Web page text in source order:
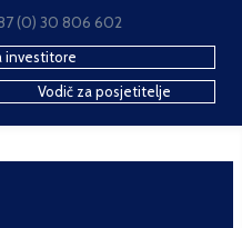
(0) 30 806 602
investitore
Vodič za posjetitelje